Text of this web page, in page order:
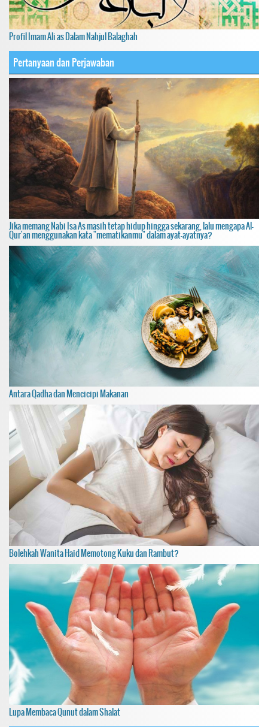
Profil Imam Ali as Dalam Nahjul Balaghah
Pertanyaan dan Perjawaban
Jika memang Nabi Isa As masih tetap hidup hingga sekarang, lalu mengapa Al-
Qur'an menggunakan kata "mematikanmu" dalam ayat-ayatnya?
Antara Qadha dan Mencicipi Makanan
Bolehkah Wanita Haid Memotong Kuku dan Rambut?
Lupa Membaca Qunut dalam Shalat